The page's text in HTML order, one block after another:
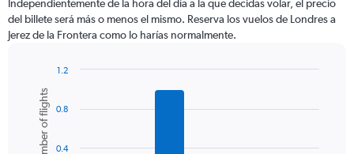
categories.
The
chart
axis
displaying
values.
Range:
Independientemente de la hora del día a la que decidas volar, el precio
del billete será más o menos el mismo. Reserva los vuelos de Londres a
Jerez de la Frontera como lo harías normalmente.
chart
with
bars.
Chart
graphic.
Number of flights 0.4
0.8
1.2